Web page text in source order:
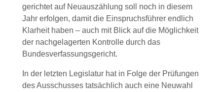
gerichtet auf Neuauszählung soll noch in diesem
Jahr erfolgen, damit die Einspruchsführer endlich
Klarheit haben – auch mit Blick auf die Möglichkeit
der nachgelagerten Kontrolle durch das
Bundesverfassungsgericht.
In der letzten Legislatur hat in Folge der Prüfungen
des Ausschusses tatsächlich auch eine Neuwahl